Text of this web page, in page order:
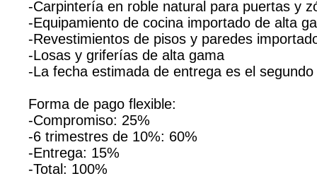
-Carpintería en roble natural para puertas y
-Equipamiento de cocina importado de alta
-Revestimientos de pisos y paredes
-Losas y griferías de alta gama
-La fecha estimada de entrega es el
Forma de pago flexible:
-Compromiso: 25%
-6 trimestres de 10%: 60%
-Entrega: 15%
-Total: 100%